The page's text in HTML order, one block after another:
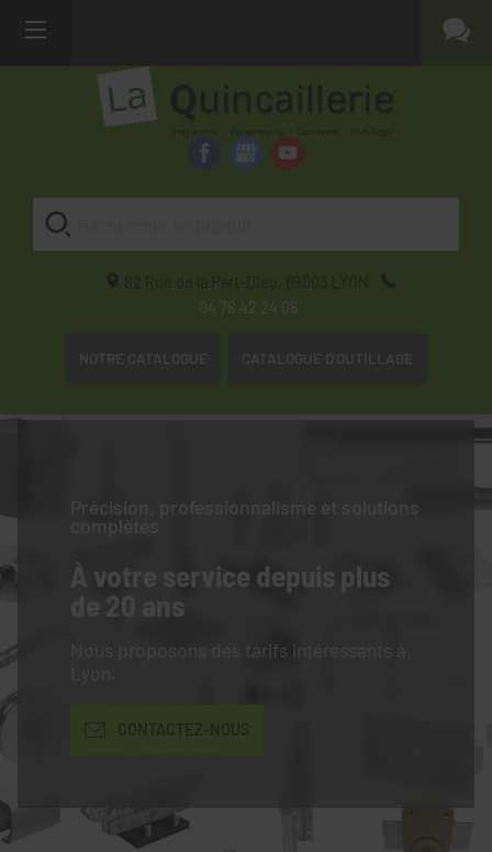
82 Rue de la Part-Dieu, 69003
LYON
04 78 42 24 08
NOTRE CATALOGUE CATALOGUE D'OUTILLAGE
Précision, professionnalisme et solutions
complètes
À votre service depuis plus
de 20 ans
Nous proposons des tarifs intéressants à
CONTACTEZ-NOUS